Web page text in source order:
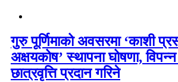
गुरु पूर्णिमाको अवसरमा ‘काशी
अक्षयकोष’ स्थापना घोषणा, विपन्न
छात्रवृत्ति प्रदान गरिने